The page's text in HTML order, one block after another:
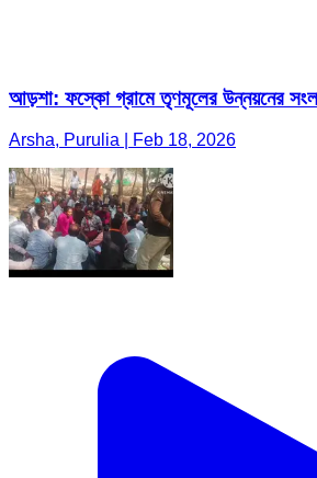
আড়শা: ফস্কো গ্রামে তৃণমূলের উন্নয়নের
Arsha, Purulia | Feb 18, 2026